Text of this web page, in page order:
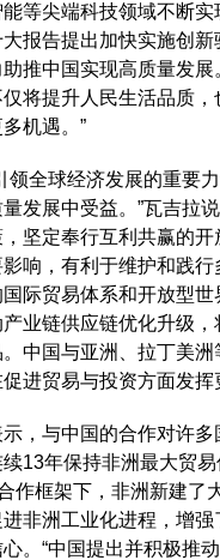
等尖端科技领域不断实
报告提出加快实施创
推中国实现高质量发展
将提升人民生活品质，
机遇。”
全球经济发展的重要力
发展中受益。”瓦吉拉
坚定奉行互利共赢的
响，有利于维护和践行
际贸易体系和开放型世
业链供应链优化升级，
中国与亚洲、拉丁美洲
进贸易与投资方面发挥
与中国的合作对许多
13年保持非洲最大贸
作框架下，非洲新建了
进非洲工业化进程，增
。“中国提出并积极推